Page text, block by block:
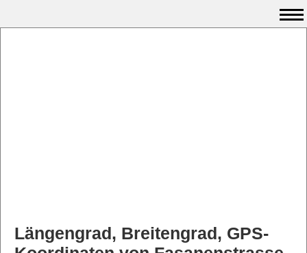
Längengrad, Breitengrad, GPS-